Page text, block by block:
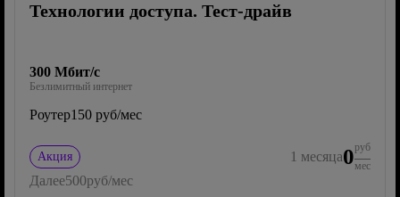
Технологии доступа. Тест-драйв
300 Мбит/с
Безлимитный интернет
Роутер150 руб/мес
Акция 1 месяца0руб
мес
Далее500руб/мес